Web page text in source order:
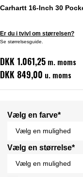
Carhartt 16-Inch 30
Er du i tvivl om størrelsen?
Se størrelsesguide.
DKK 1.061,25 m. moms
DKK 849,00 u. moms
Vælg en farve*
Vælg en størrelse*